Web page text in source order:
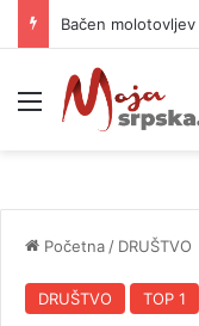
Bačen
Meni
Početna / DRUŠTVO
DRUŠTVO TOP 1